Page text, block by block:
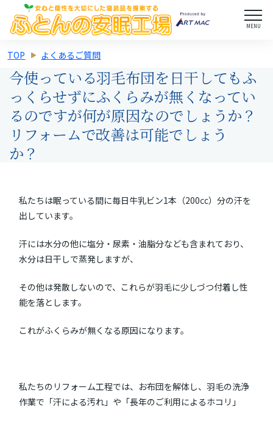
MENU
TOP よくあるご質問
今使っている羽毛布団を日干してもふ
っくらせずにふくらみが無くなってい
るのですが何が原因なのでしょうか？
リフォームで改善は可能でしょう
か？
私たちは眠っている間に毎日牛乳ビン1本（200㏄）分の汗を
出しています。
汗には水分の他に塩分・尿素・油脂分なども含まれており、
水分は日干しで蒸発しますが、
その他は発散しないので、これらが羽毛に少しづつ付着し性
能を落とします。
これがふくらみが無くなる原因になります。
私たちのリフォーム工程では、お布団を解体し、羽毛の洗浄
作業で「汗による汚れ」や「長年のご利用によるホコリ」